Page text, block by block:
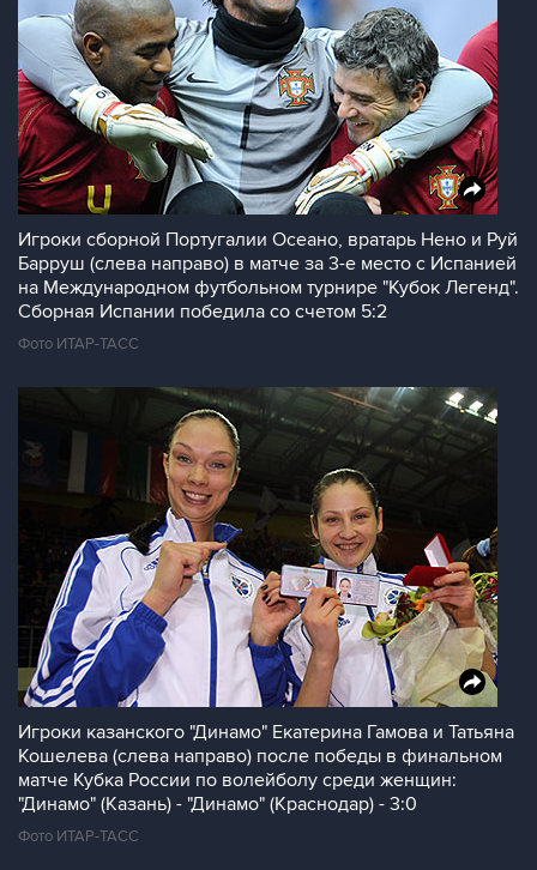
Игроки сборной Португалии Осеано, вратарь Нено и Руй
Барруш (слева направо) в матче за 3-е место с Испанией
на Международном футбольном турнире "Кубок Легенд".
Сборная Испании победила со счетом 5:2
Фото ИТАР-ТАСС
Игроки казанского "Динамо" Екатерина Гамова и Татьяна
Кошелева (слева направо) после победы в финальном
матче Кубка России по волейболу среди женщин:
"Динамо" (Казань) - "Динамо" (Краснодар) - 3:0
Фото ИТАР-ТАСС